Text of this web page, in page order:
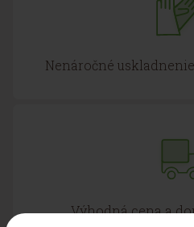
Nenáročné
Výhodná cena a